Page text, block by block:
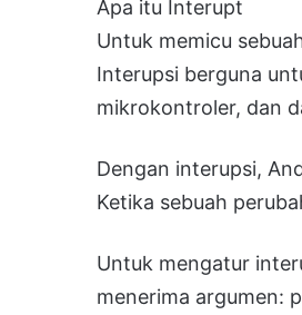
Apa itu Interupt
Untuk memicu
Interupsi berguna
mikrokontroler, dan
Dengan interupsi,
Ketika sebuah
Untuk mengatur
menerima argumen: